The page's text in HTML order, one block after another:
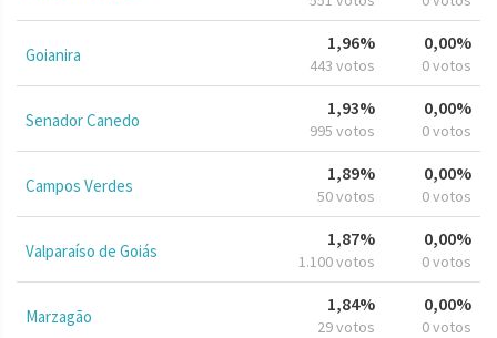
Goianira
1,96%
443 votos
0,00%
0 votos
Senador Canedo
1,93%
995 votos
0,00%
0 votos
Campos Verdes
1,89%
50 votos
0,00%
0 votos
Valparaíso de Goiás
1,87%
1.100 votos
0,00%
0 votos
Marzagão
1,84%
29 votos
0,00%
0 votos